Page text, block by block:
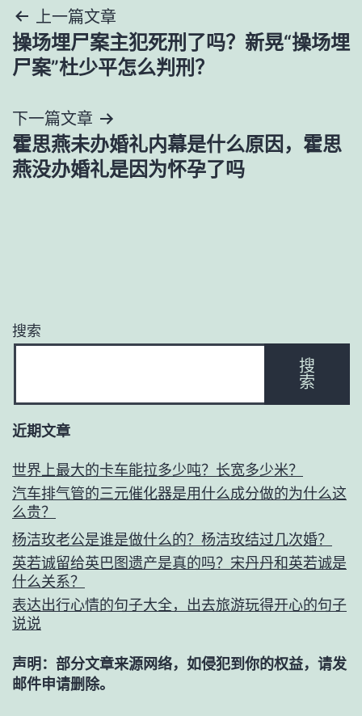
文
章
航
上一篇文章
操场埋尸案主犯死刑了吗？新晃“操场埋
尸案”杜少平怎么判刑？
下一篇文章
霍思燕未办婚礼内幕是什么原因，霍思
燕没办婚礼是因为怀孕了吗
搜索
搜
索
近期文章
世界上最大的卡车能拉多少吨？长宽多少米？
汽车排气管的三元催化器是用什么成分做的为什么这
么贵？
杨洁玫老公是谁是做什么的？杨洁玫结过几次婚？
英若诚留给英巴图遗产是真的吗？宋丹丹和英若诚是
什么关系？
表达出行心情的句子大全，出去旅游玩得开心的句子
说说
声明：部分文章来源网络，如侵犯到你的权益，请发
邮件申请删除。